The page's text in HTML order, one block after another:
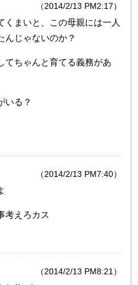
（2014/2/13 PM2:17）
くまいと、この母親には一人
んじゃないのか？
てちゃんと育てる義務があ
いる？
（2014/2/13 PM7:40）
考えろカス
（2014/2/13 PM8:21）